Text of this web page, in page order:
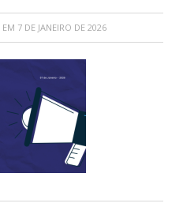
EM 7 DE JANEIRO DE 2026